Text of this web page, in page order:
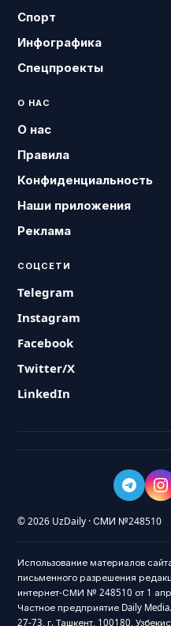
Спорт
Инфографика
Спецпроекты
О НАС
О нас
Правила
Конфиденциальность
Наши приложения
Реклама
СОЦСЕТИ
Telegram
Instagram
Facebook
Twitter/X
LinkedIn
© 2026 UzDaily · СМИ №248510
Использование материалов
письменного разрешения
интернет-СМИ № 248510 от 1
Частное предприятие Daily
27-73, г. Ташкент, 100180,